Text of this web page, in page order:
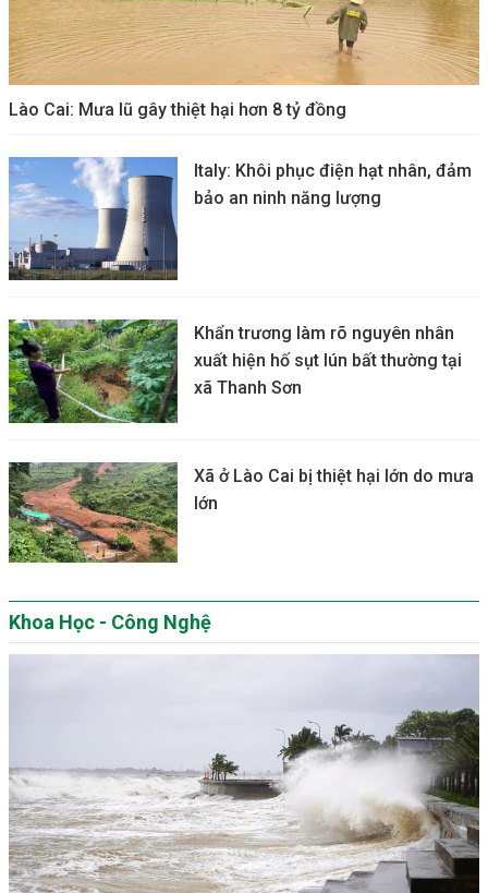
Lào Cai: Mưa lũ gây thiệt hại hơn 8 tỷ đồng
Italy: Khôi phục điện hạt nhân, đảm
bảo an ninh năng lượng
Khẩn trương làm rõ nguyên nhân
xuất hiện hố sụt lún bất thường tại
xã Thanh Sơn
Xã ở Lào Cai bị thiệt hại lớn do mưa
lớn
Khoa Học - Công Nghệ